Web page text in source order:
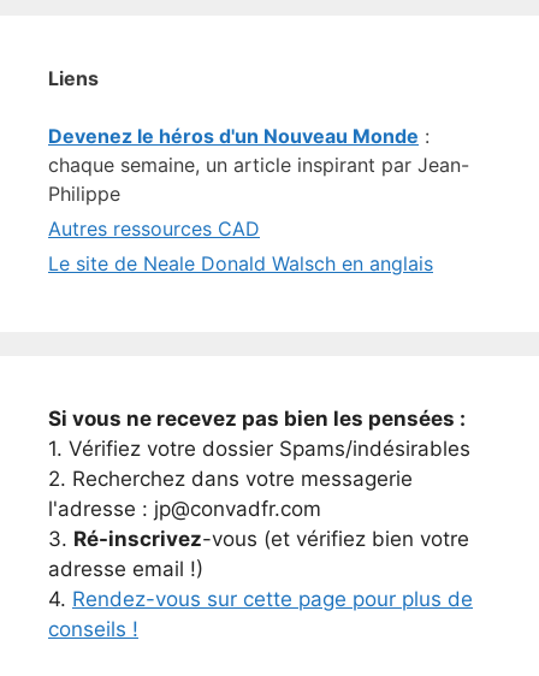
Liens
Devenez le héros d'un Nouveau Monde :
chaque semaine, un article inspirant par Jean-
Philippe
Autres ressources CAD
Le site de Neale Donald Walsch en anglais
Si vous ne recevez pas bien les pensées :
1. Vérifiez votre dossier Spams/indésirables
2. Recherchez dans votre messagerie
l'adresse : jp@convadfr.com
3. Ré-inscrivez-vous (et vérifiez bien votre
adresse email !)
4. Rendez-vous sur cette page pour plus de
conseils !